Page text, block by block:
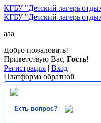
КГБУ "Детский лагерь
КГБУ "Детский лагерь
ааа
Добро пожаловать!
Приветствую Вас, Гость!
Регистрация | Вход
Платформа обратной
Есть вопрос?